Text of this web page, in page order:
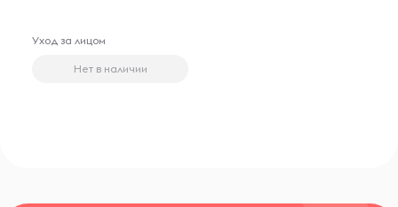
Уход за лицом
Нет в наличии